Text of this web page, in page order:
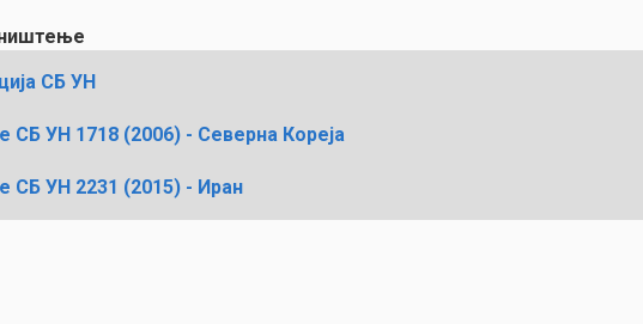
СБ УН
СБ УН 1718 (2006) - Северна Кореја
СБ УН 2231 (2015) - Иран